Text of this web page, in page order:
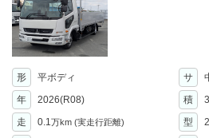
形 平ボディ サ
年
2026(R08) 積
走 0.1万km (実走行距離) 型